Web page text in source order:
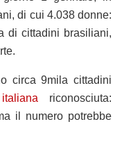
di cui 4.038 donne:
di cittadini brasiliani,
circa 9mila cittadini
riconosciuta:
il numero potrebbe